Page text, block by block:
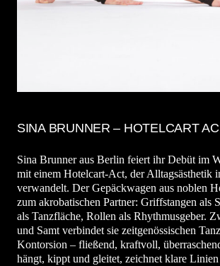
SINA BRUNNER – HOTELCART
Sina Brunner aus Berlin feiert ihr Debüt im
mit einem Hotelcart-Act, der Alltagsästhetik
verwandelt. Der Gepäckwagen aus noblen
zum akrobatischen Partner: Griffstangen als
als Tanzfläche, Rollen als Rhythmusgeber.
und Samt verbindet sie zeitgenössischen
Kontorsion – fließend, kraftvoll,
hängt, kippt und gleitet, zeichnet klare